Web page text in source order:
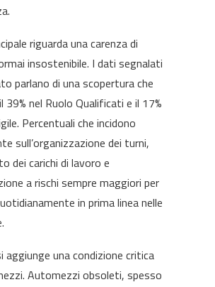
riguarda una carenza di
insostenibile. I dati segnalati
parlano di una scopertura che
39% nel Ruolo Qualificati e il 17%
Percentuali che incidono
sull’organizzazione dei turni,
dei carichi di lavoro e
a rischi sempre maggiori per
in prima linea nelle
aggiunge una condizione critica
Automezzi obsoleti, spesso